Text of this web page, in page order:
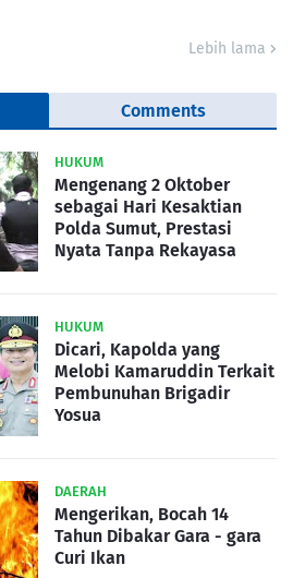
Lebih lama
Comments
HUKUM
Mengenang 2 Oktober
sebagai Hari Kesaktian
Polda Sumut, Prestasi
Nyata Tanpa Rekayasa
HUKUM
Dicari, Kapolda yang
Melobi Kamaruddin Terkait
Pembunuhan Brigadir
Yosua
DAERAH
Mengerikan, Bocah 14
Tahun Dibakar Gara - gara
Curi Ikan